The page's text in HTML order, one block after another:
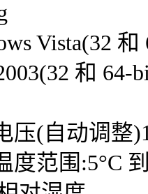
Vista(32 和
和 64-
压(自动调整
范围:5°C